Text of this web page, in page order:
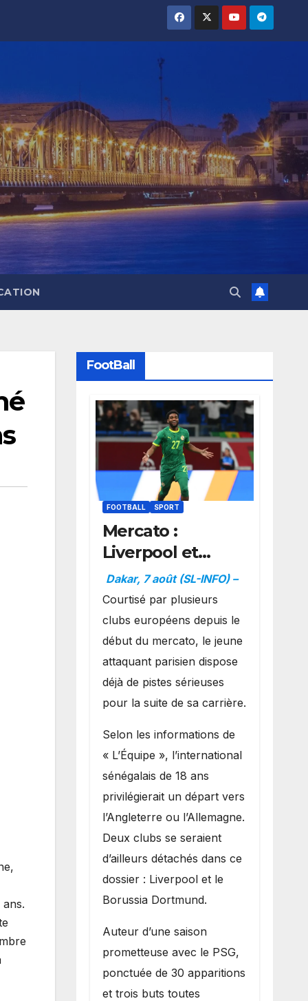
FootBall
FOOTBALL SPORT
Mercato :
Liverpool et
Dortmund se
positionnent en
favoris pour
recruter Ibrahim
Mbaye
Dakar, 7 août (SL-INFO) –
Courtisé par plusieurs
clubs européens depuis le
début du mercato, le jeune
attaquant parisien dispose
déjà de pistes sérieuses
pour la suite de sa carrière.
Selon les informations de
« L’Équipe », l’international
sénégalais de 18 ans
privilégierait un départ vers
l’Angleterre ou l’Allemagne.
Deux clubs se seraient
d’ailleurs détachés dans ce
dossier : Liverpool et le
Borussia Dortmund.
Auteur d’une saison
prometteuse avec le PSG,
ponctuée de 30 apparitions
et trois buts toutes